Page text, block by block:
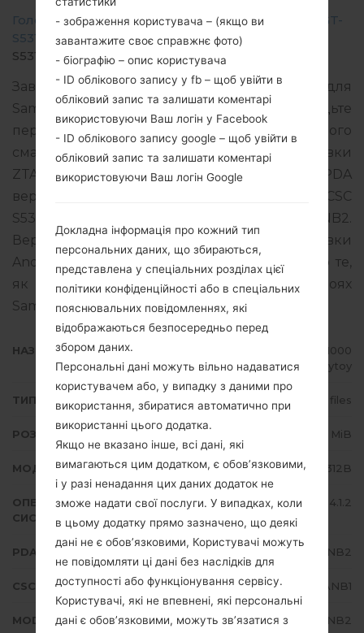
Головна →Galaxy Pocket Neo Duos →SamsungGT-
S5312B →GT-
S5312B_ZTA_1_20140327151000_xrxm6hytoy.zip
Завантажте останнє оновлення прошивки для
Samsung Galaxy Pocket Neo Duos, але не забудьте
перевірити, чи відповідає номер моделі вашого
смартфона вказаному GT-S5312B. Код прошивки
ZTA для BRAZIL. Продукт поставляється з PDA
версією S5312BVJANB2 версія CSC
S5312BZTAANB1, MODEM версия S5312BVJANB2.
Версія операційної системи даної прошивки
Android Jelly Bean 4.1.2. Повна інструкція про те,
як прошивати стокову прошивку на пристроях
Samsungтут
НАЗВА ФАЙЛУ
GT-S5312B_ZTA_1_20140327151000
_xrxm6hytoy
ТИП ПРОШИВКИ 4 files
РОЗМІР ФАЙЛУ 565.85 MiB
МОДЕЛЬ Samsung GT-S5312B
ОПЕРАЦІЙНА
СИСТЕМА
Android Jelly Bean 4.1.2
PDA/AP ВЕРСІЯ S5312BVJANB2
CSC ВЕРСІЯ S5312BZTAANB1
MODEM/CP ВЕРСІЯ S5312BVJANB2
- зображення користувача – (якщо ви
завантажите своє справжнє фото)
- біографію – опис користувача
- ID облікового запису у fb – щоб увійти в
обліковий запис та залишати коментарі
використовуючи Ваш логін у Facebook
- ID облікового запису google – щоб увійти в
обліковий запис та залишати коментарі
використовуючи Ваш логін Google
Докладна інформація про кожний тип
персональних даних, що збираються,
представлена у спеціальних розділах цієї
політики конфіденційності або в спеціальних
пояснювальних повідомленнях, які
відображаються безпосередньо перед
збором даних.
Персональні дані можуть вільно надаватися
користувачем або, у випадку з даними про
використання, збиратися автоматично при
використанні цього додатка.
Якщо не вказано інше, всі дані, які
вимагаються цим додатком, є обов’язковими,
і у разі ненадання цих даних додаток не
зможе надати свої послуги. У випадках, коли
в цьому додатку прямо зазначено, що деякі
дані не є обов’язковими, Користувачі можуть
не повідомляти ці дані без наслідків для
доступності або функціонування сервісу.
Користувачі, які не впевнені, які персональні
дані є обов’язковими, можуть зв’язатися з